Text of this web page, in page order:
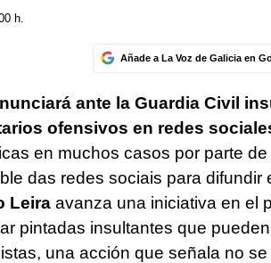
h.
Añade a La Voz de Galicia en
ante la Guardia Civil
ofensivos en redes
en muchos casos por parte
das redes sociais para difundir
Leiraavanza una iniciativa en el
pintadas insultantes que
una acción que señala no